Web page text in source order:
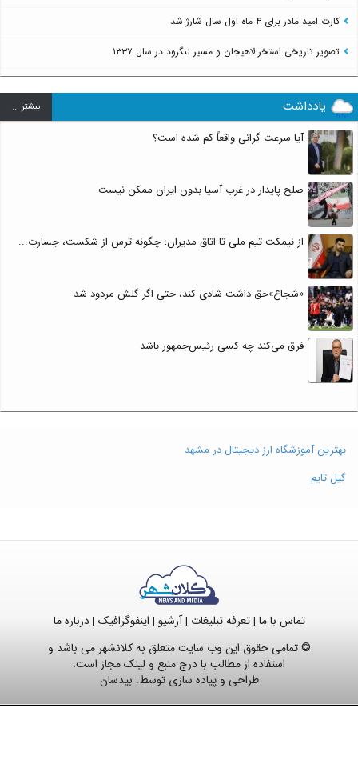
کارت امید مادر برای ۴ ماه اول سال شارژ شد
تصویر تاریخی استخر لاهیجان و مسیر لنگرود در سال ۱۳۳۷
یادداشت بيشتر ...
آیا سرعت گرانی واقعاً کم شده است؟
صلح پایدار در غرب آسیا بدون ایران ممکن نیست
از نیمکت تیم ملی تا اتاق مدیران؛ چگونه ترس از شکست، جسارت...
«شجاع»حق داشت شادی کند، حتی اگر گلش مردود شد
فرق می‌کند چه کسی رئیس‌جمهور باشد
بهترین آموزشگاه ارز دیجیتال در مشهد
گیل تایم
تماس با ما |تعرفه تبلیغات |آرشیو | اینفوگرافیک |درباره ما
© تمامی حقوق این وب سایت متعلق به کلانشهر می باشد و
استفاده از مطالب با درج منبع و لینک مجاز است.
طراحی و پیاده سازی توسط: بیدسان